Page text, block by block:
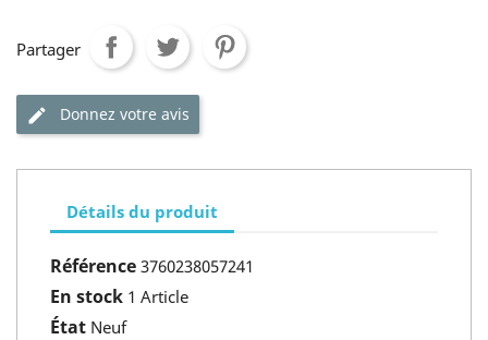
Partager
Donnez votre avis
Détails du produit
Référence 3760238057241
En stock 1 Article
État Neuf